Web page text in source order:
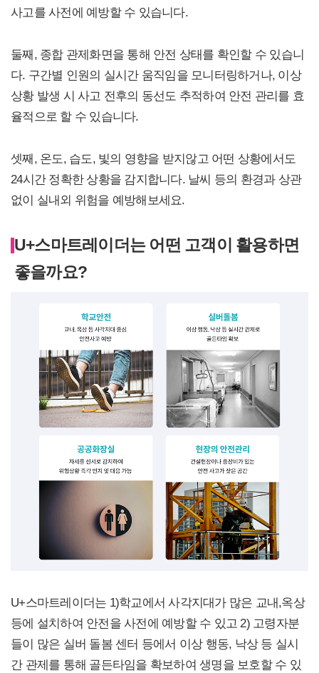
사고를 사전에 예방할 수 있습니다.
둘째, 종합 관제화면을 통해 안전 상태를 확인할 수 있습니
다. 구간별 인원의 실시간 움직임을 모니터링하거나, 이상
상황 발생 시 사고 전후의 동선도 추적하여 안전 관리를 효
율적으로 할 수 있습니다.
셋째, 온도, 습도, 빛의 영향을 받지않고 어떤 상황에서도
24시간 정확한 상황을 감지합니다. 날씨 등의 환경과 상관
없이 실내외 위험을 예방해보세요.
U+스마트레이더는 어떤 고객이 활용하면
좋을까요?
U+스마트레이더는 1)학교에서 사각지대가 많은 교내,옥상
등에 설치하여 안전을 사전에 예방할 수 있고 2) 고령자분
들이 많은 실버 돌봄 센터 등에서 이상 행동, 낙상 등 실시
간 관제를 통해 골든타임을 확보하여 생명을 보호할 수 있